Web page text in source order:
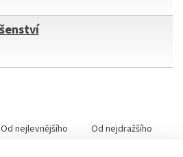
Od nejlevnějšího Od nejdražšího